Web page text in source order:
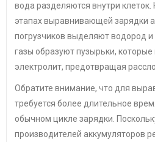
вода разделяются внутри
этапах выравнивающей зарядки
погрузчиков выделяют водород
газы образуют пузырьки,
электролит, предотвращая
Обратите внимание, что для
требуется более длительное
обычном цикле зарядки.
производителей аккумуляторов